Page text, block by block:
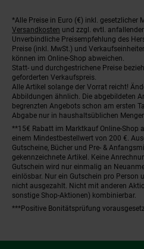
Fußnoten
*Alle Preise in Euro (€) inkl. gesetzlicher
Versandkosten und zzgl. evtl.
Unverbindliche Preisempfehlung des
Preise (inkl. MwSt.) und
können im Online-Shop abweichen.
Statt- und durchgestrichene Preise
geforderten Verkaufspreis.
Alle Artikel solange der Vorrat reicht!
Abbildungen ähnlich. Die abgebildeten
begrenzten Angebots schon am ersten
Abgabe nur in haushaltsüblichen
**15€ Rabatt im Marktkauf Online-Shop
einem Mindestbestellwert von 200 €.
Gutscheine, Bücher und Pre- &
gekennzeichnete Artikel. Keine
Gutschein wird nur einmalig an
einlösbar. Nur ein Gutschein pro Person
nicht ausgezahlt. Nicht mit anderen
sonstige Shop-Aktionen) kombinierbar.
***Positive Bonitätsprüfung